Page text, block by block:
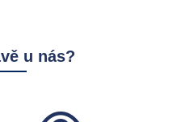
u nás?